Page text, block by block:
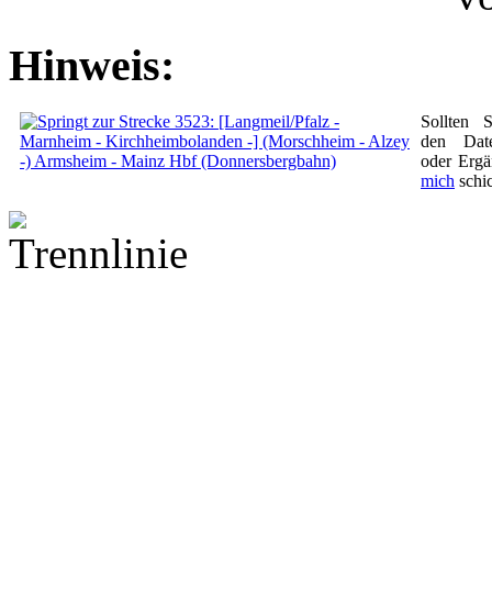
Hinweis:
Sollten
den
oder
mich